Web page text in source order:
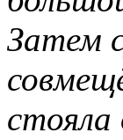
Затем
стояла